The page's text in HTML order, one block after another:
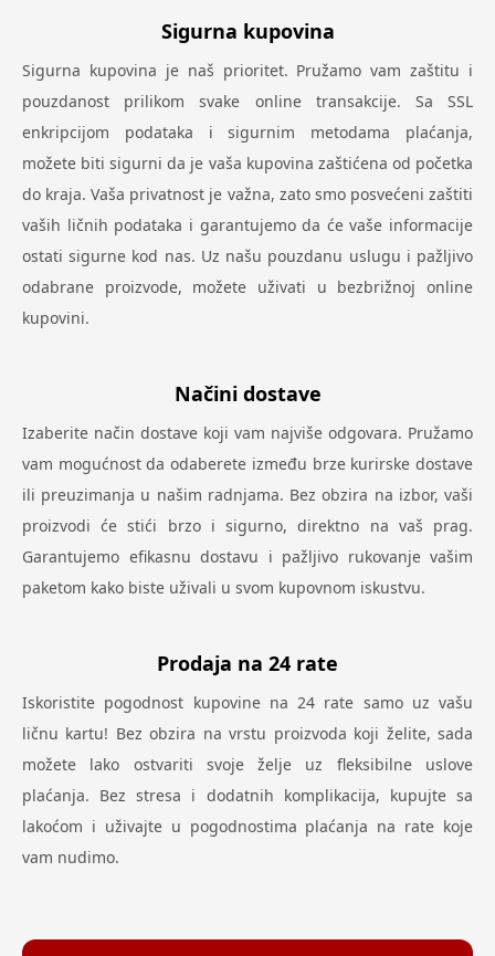
Sigurna kupovina
Sigurna kupovina je naš prioritet. Pružamo vam zaštitu i
pouzdanost prilikom svake online transakcije. Sa SSL
enkripcijom podataka i sigurnim metodama plaćanja,
možete biti sigurni da je vaša kupovina zaštićena od početka
do kraja. Vaša privatnost je važna, zato smo posvećeni zaštiti
vaših ličnih podataka i garantujemo da će vaše informacije
ostati sigurne kod nas. Uz našu pouzdanu uslugu i pažljivo
odabrane proizvode, možete uživati u bezbrižnoj online
kupovini.
Načini dostave
Izaberite način dostave koji vam najviše odgovara. Pružamo
vam mogućnost da odaberete između brze kurirske dostave
ili preuzimanja u našim radnjama. Bez obzira na izbor, vaši
proizvodi će stići brzo i sigurno, direktno na vaš prag.
Garantujemo efikasnu dostavu i pažljivo rukovanje vašim
paketom kako biste uživali u svom kupovnom iskustvu.
Prodaja na 24 rate
Iskoristite pogodnost kupovine na 24 rate samo uz vašu
ličnu kartu! Bez obzira na vrstu proizvoda koji želite, sada
možete lako ostvariti svoje želje uz fleksibilne uslove
plaćanja. Bez stresa i dodatnih komplikacija, kupujte sa
lakoćom i uživajte u pogodnostima plaćanja na rate koje
vam nudimo.